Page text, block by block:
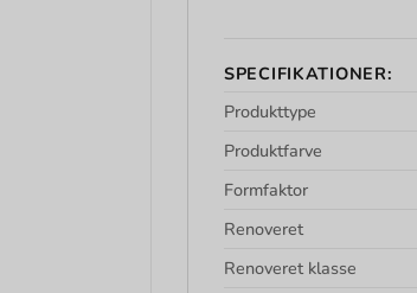
SPECIFIKATIONER:
Produkttype
Produktfarve
Formfaktor
Renoveret
Renoveret klasse